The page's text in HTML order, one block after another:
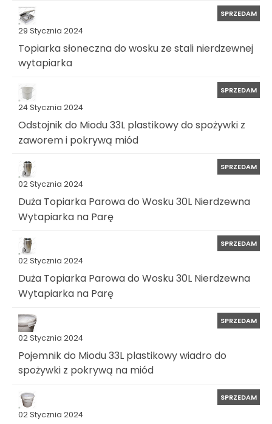
29 Stycznia 2024
SPRZEDAM
Topiarka słoneczna do wosku ze stali nierdzewnej
wytapiarka
24 Stycznia 2024
SPRZEDAM
Odstojnik do Miodu 33L plastikowy do spożywki z
zaworem i pokrywą miód
02 Stycznia 2024
SPRZEDAM
Duża Topiarka Parowa do Wosku 30L Nierdzewna
Wytapiarka na Parę
02 Stycznia 2024
SPRZEDAM
Duża Topiarka Parowa do Wosku 30L Nierdzewna
Wytapiarka na Parę
02 Stycznia 2024
SPRZEDAM
Pojemnik do Miodu 33L plastikowy wiadro do
spożywki z pokrywą na miód
02 Stycznia 2024
SPRZEDAM